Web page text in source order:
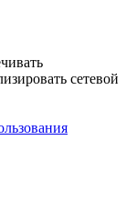
сетевой